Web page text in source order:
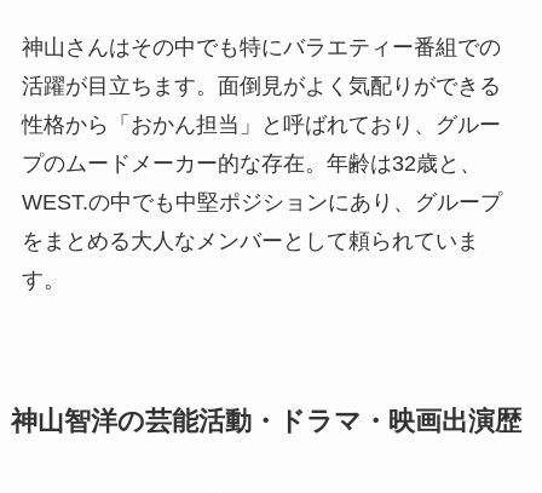
神山さんはその中でも特にバラエティー番組での
活躍が目立ちます。面倒見がよく気配りができる
性格から「おかん担当」と呼ばれており、グルー
プのムードメーカー的な存在。年齢は32歳と、
WEST.の中でも中堅ポジションにあり、グループ
をまとめる大人なメンバーとして頼られていま
す。
神山智洋の芸能活動・ドラマ・映画出演歴